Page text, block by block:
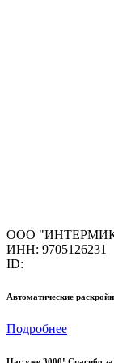
ООО
ИНН: 9705126231
ID:
Автоматические
Подробнее